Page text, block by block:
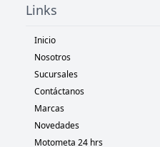
Links
Inicio
Nosotros
Sucursales
Contáctanos
Marcas
Novedades
Motometa 24 hrs